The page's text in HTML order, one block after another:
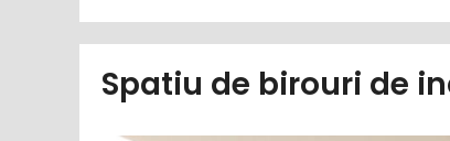
Spatiu de birouri de